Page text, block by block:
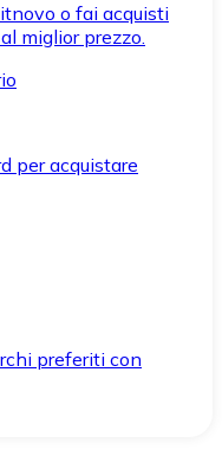
o fai acquisti
miglior prezzo.
per acquistare
preferiti con